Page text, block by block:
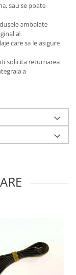
sau se poate
ambalate
al
care sa le asigure
solicita returnarea
a